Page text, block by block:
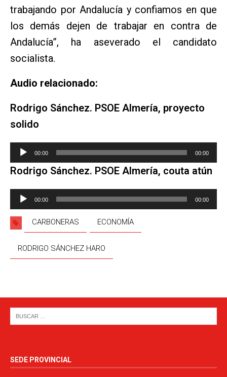
trabajando por Andalucía y confiamos en que
los demás dejen de trabajar en contra de
Andalucía”, ha aseverado el candidato
socialista.
Audio relacionado:
Rodrigo Sánchez. PSOE Almería, proyecto
solido
Reproductor
audio
00:00 00:00
Rodrigo Sánchez. PSOE Almería, couta atún
Reproductor
audio
00:00 00:00
CARBONERAS ECONOMÍA
RODRIGO SÁNCHEZ HARO
SEDE PROVINCIAL